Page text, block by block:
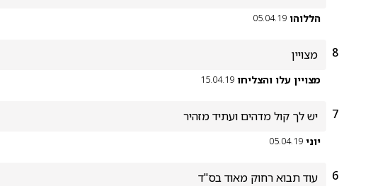
הללוהו 05.04.19
8 מצויין
מצויין עלו והצליחו 15.04.19
7 יש לך קול מדהים ועתיד מזהיר
יוני 05.04.19
6 עוד תבוא רחוק מאוד בס"ד